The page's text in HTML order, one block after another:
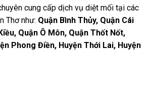
cung cấp dịch vụ diệt mối tại các
Thơ như: Quận Bình Thủy, Quận Cái
Quận Ô Môn, Quận Thốt Nốt,
Phong Điền, Huyện Thới Lai, Huyện